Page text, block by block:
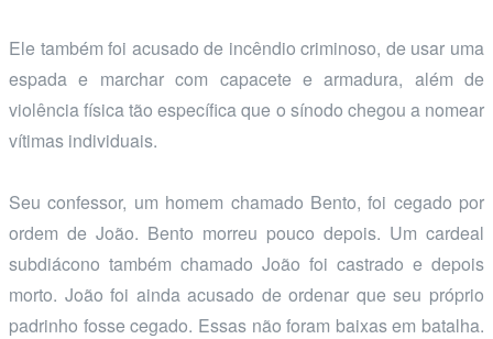
Ele também foi acusado de incêndio criminoso, de usar uma
espada e marchar com capacete e armadura, além de
violência física tão específica que o sínodo chegou a nomear
vítimas individuais.
Seu confessor, um homem chamado Bento, foi cegado por
ordem de João. Bento morreu pouco depois. Um cardeal
subdiácono também chamado João foi castrado e depois
morto. João foi ainda acusado de ordenar que seu próprio
padrinho fosse cegado. Essas não foram baixas em batalha.